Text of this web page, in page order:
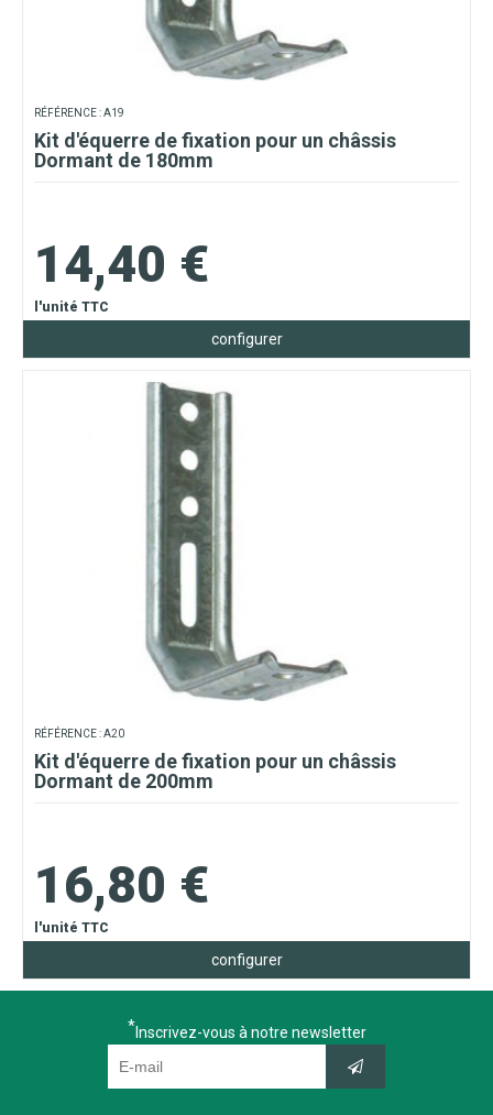
RÉFÉRENCE : A19
Kit d'équerre de fixation pour un châssis
Dormant de 180mm
14,40 €
l'unité TTC
configurer
RÉFÉRENCE : A20
Kit d'équerre de fixation pour un châssis
Dormant de 200mm
16,80 €
l'unité TTC
configurer
Inscrivez-vous à notre newsletter